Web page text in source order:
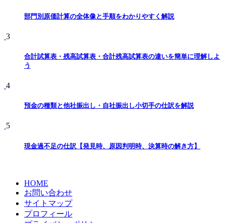
部門別原価計算の全体像と手順をわかりやすく解説
3
合計試算表・残高試算表・合計残高試算表の違いを簡単に理解しよ
う
4
預金の種類と他社振出し・自社振出し小切手の仕訳を解説
5
現金過不足の仕訳【発見時、原因判明時、決算時の解き方】
HOME
お問い合わせ
サイトマップ
プロフィール